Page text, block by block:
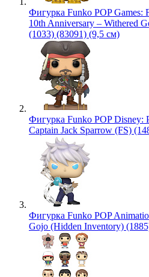
Фигурка Funko POP Games:
10th Anniversary – Withered
(1033) (83091) (9,5 см)
Фигурка Funko POP Disney:
Captain Jack Sparrow (FS)
Фигурка Funko POP
Gojo (Hidden Inventory)